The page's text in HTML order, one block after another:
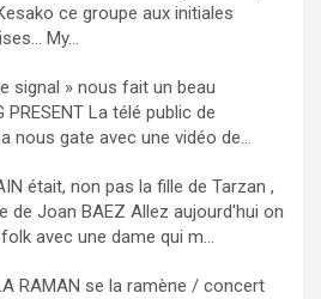
ce groupe aux initiales
My...
signal » nous fait un beau
PRESENT La télé public de
nous gate avec une vidéo de...
était, non pas la fille de Tarzan ,
de Joan BAEZ Allez aujourd'hui on
avec une dame qui m...
RAMAN se la ramène / concert